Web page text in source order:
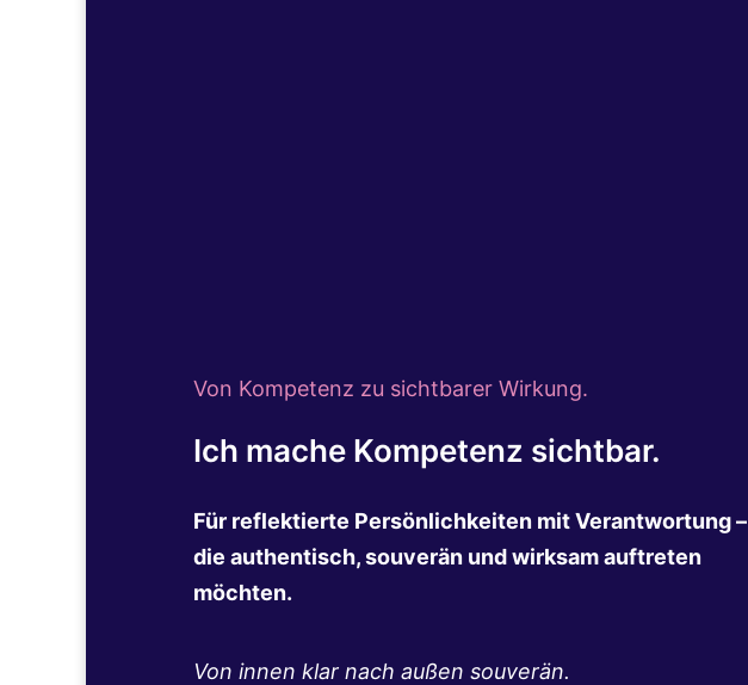
Von Kompetenz zu sichtbarer Wirkung.
Ich mache Kompetenz sichtbar.
Für reflektierte Persönlichkeiten mit Verantwortung –
die authentisch, souverän und wirksam auftreten
möchten.
Von innen klar nach außen souverän.